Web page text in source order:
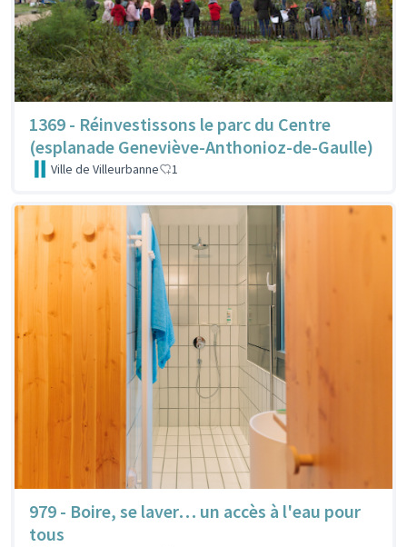
1369 - Réinvestissons le parc du Centre
(esplanade Geneviève-Anthonioz-de-Gaulle)
Ville de Villeurbanne 1
979 - Boire, se laver… un accès à l'eau pour
tous